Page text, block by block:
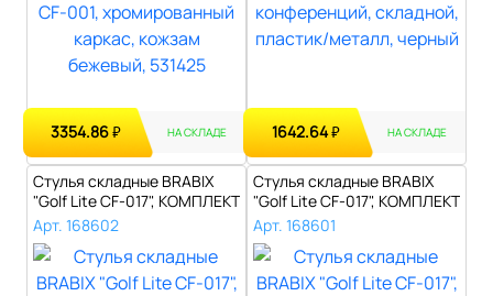
3354.86₽ НА СКЛАДЕ 1642.64₽ НА СКЛАДЕ
Стулья складные BRABIX
"Golf Lite CF-017", КОМПЛЕКТ
4 ш..
Арт. 168602
Стулья складные BRABIX
"Golf Lite CF-017", КОМПЛЕКТ
4 ш..
Арт. 168601